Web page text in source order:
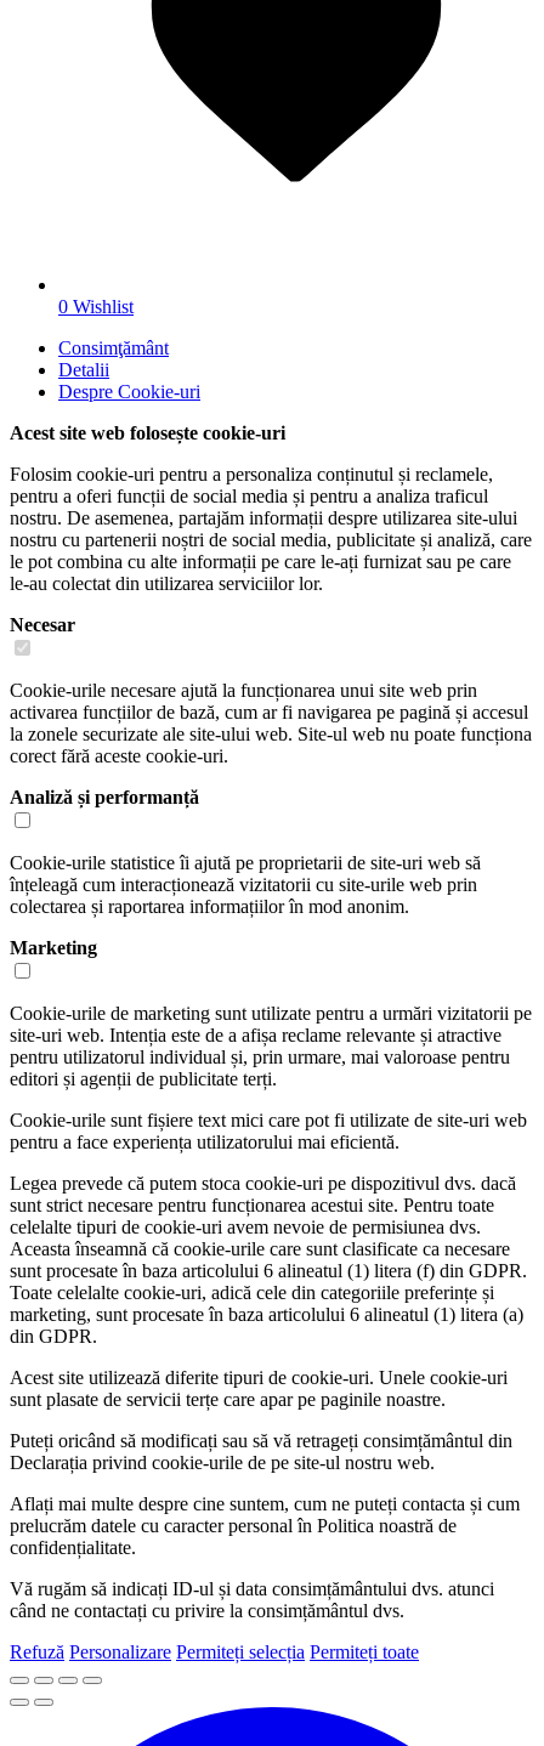
0 Wishlist
Consimţământ
Detalii
Despre Cookie-uri
Acest site web folosește cookie-uri
Folosim cookie-uri pentru a personaliza conținutul și reclamele,
pentru a oferi funcții de social media și pentru a analiza traficul
nostru. De asemenea, partajăm informații despre utilizarea site-ului
nostru cu partenerii noștri de social media, publicitate și analiză, care
le pot combina cu alte informații pe care le-ați furnizat sau pe care
le-au colectat din utilizarea serviciilor lor.
Necesar
Cookie-urile necesare ajută la funcționarea unui site web prin
activarea funcțiilor de bază, cum ar fi navigarea pe pagină și accesul
la zonele securizate ale site-ului web. Site-ul web nu poate funcționa
corect fără aceste cookie-uri.
Analiză și performanță
Cookie-urile statistice îi ajută pe proprietarii de site-uri web să
înțeleagă cum interacționează vizitatorii cu site-urile web prin
colectarea și raportarea informațiilor în mod anonim.
Marketing
Cookie-urile de marketing sunt utilizate pentru a urmări vizitatorii pe
site-uri web. Intenția este de a afișa reclame relevante și atractive
pentru utilizatorul individual și, prin urmare, mai valoroase pentru
editori și agenții de publicitate terți.
Cookie-urile sunt fișiere text mici care pot fi utilizate de site-uri web
pentru a face experiența utilizatorului mai eficientă.
Legea prevede că putem stoca cookie-uri pe dispozitivul dvs. dacă
sunt strict necesare pentru funcționarea acestui site. Pentru toate
celelalte tipuri de cookie-uri avem nevoie de permisiunea dvs.
Aceasta înseamnă că cookie-urile care sunt clasificate ca necesare
sunt procesate în baza articolului 6 alineatul (1) litera (f) din GDPR.
Toate celelalte cookie-uri, adică cele din categoriile preferințe și
marketing, sunt procesate în baza articolului 6 alineatul (1) litera (a)
din GDPR.
Acest site utilizează diferite tipuri de cookie-uri. Unele cookie-uri
sunt plasate de servicii terțe care apar pe paginile noastre.
Puteți oricând să modificați sau să vă retrageți consimțământul din
Declarația privind cookie-urile de pe site-ul nostru web.
Aflați mai multe despre cine suntem, cum ne puteți contacta și cum
prelucrăm datele cu caracter personal în Politica noastră de
confidențialitate.
Vă rugăm să indicați ID-ul și data consimțământului dvs. atunci
când ne contactați cu privire la consimțământul dvs.
Refuză Personalizare Permiteți selecția Permiteți toate